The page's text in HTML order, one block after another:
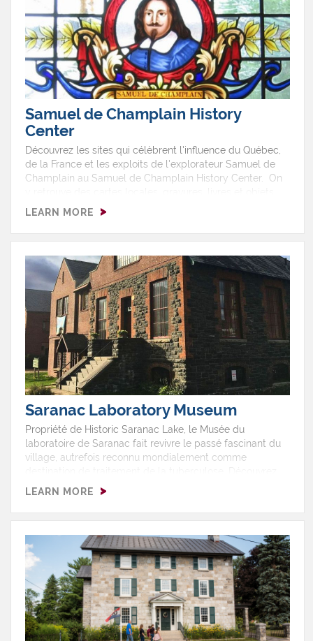
l’auteur.
Samuel de Champlain History
Center
Découvrez les sites qui célèbrent l'influence du Québec,
de la France et les exploits de l'explorateur Samuel de
Champlain au Samuel de Champlain History Center. On
sur Samuel de Champlain et la population franco-
Nouvelle-Angleterre.
LEARN MORE
Saranac Laboratory Museum
Propriété de Historic Saranac Lake, le Musée du
laboratoire de Saranac fait revivre le passé fascinant du
village, autrefois reconnu mondialement comme
des expositions interactives sur l’histoire locale, les
authentiques des patients venus ici dans l’espoir d’une
renouveler l’expérience, et la boutique du musée regorge
de livres captivants et de souvenirs uniques pour les
esprits curieux. Passionnés d’histoire, amateurs de
science ou adeptes de grandes histoires de résilience —
ce musée est pour vous.
LEARN MORE